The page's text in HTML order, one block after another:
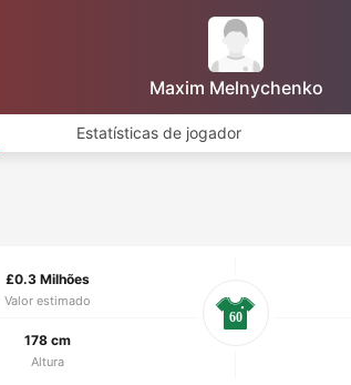
Maxim Melnychenko
Estatísticas de jogador
£0.3 Milhões
Valor estimado
178 cm
Altura
60